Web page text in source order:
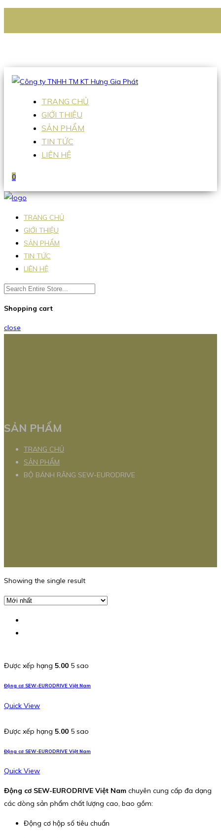
Hotline:0938 336 079
TRANG CHỦ
GIỚI THIỆU
SẢN PHẨM
TIN TỨC
LIÊN HỆ
0
TRANG CHỦ
GIỚI THIỆU
SẢN PHẨM
TIN TỨC
LIÊN HỆ
Shopping cart
close
SẢN PHẨM
TRANG CHỦ
SẢN PHẨM
BỘ BÁNH RĂNG SEW-EURODRIVE
Showing the single result
Được xếp hạng 5.00 5 sao
Động cơ SEW-EURODRIVE Việt Nam
Quick View
Được xếp hạng 5.00 5 sao
Động cơ SEW-EURODRIVE Việt Nam
Quick View
Động cơ SEW-EURODRIVE Việt Nam chuyên cung cấp đa dạng
các dòng sản phẩm chất lượng cao, bao gồm:
Động cơ hộp số tiêu chuẩn